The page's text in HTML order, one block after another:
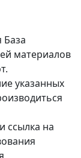
База
материалов
указанных
ссылка на